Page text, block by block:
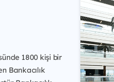
1800 kişi bir
Bankacılık